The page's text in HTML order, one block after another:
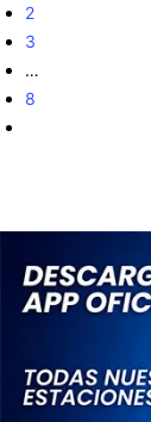
2
3
…
8